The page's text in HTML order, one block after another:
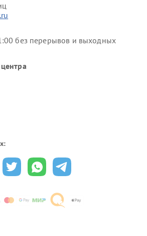
без перерывов и выходных